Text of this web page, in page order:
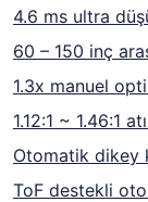
4.6 ms ultra
60 – 150 inç
1.3x manuel
1.12:1 ~ 1.46:1
Otomatik dikey
ToF destekli